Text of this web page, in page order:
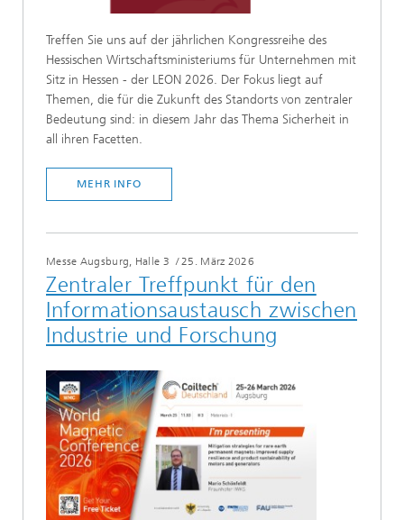
Treffen Sie uns auf der jährlichen Kongressreihe des
Hessischen Wirtschaftsministeriums für Unternehmen mit
Sitz in Hessen - der LEON 2026. Der Fokus liegt auf
Themen, die für die Zukunft des Standorts von zentraler
Bedeutung sind: in diesem Jahr das Thema Sicherheit in
all ihren Facetten.
MEHR INFO
Messe Augsburg, Halle 3 / 25. März 2026
Zentraler Treffpunkt für den
Informationsaustausch zwischen
Industrie und Forschung